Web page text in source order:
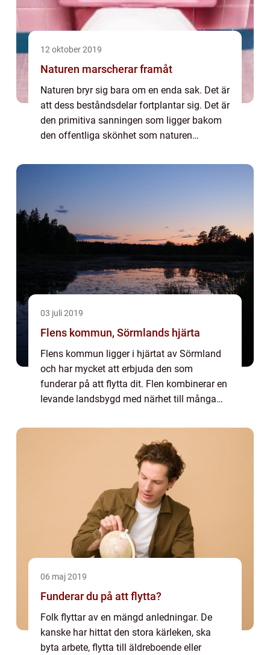
12 oktober 2019
Naturen marscherar framåt
Naturen bryr sig bara om en enda sak. Det är
att dess beståndsdelar fortplantar sig. Det är
den primitiva sanningen som ligger bakom
den offentliga skönhet som naturen
kunska...
03 juli 2019
Flens kommun, Sörmlands hjärta
Flens kommun ligger i hjärtat av Sörmland
och har mycket att erbjuda den som
funderar på att flytta dit. Flen kombinerar en
levande landsbygd med närhet till många
Sörmla...
06 maj 2019
Funderar du på att flytta?
Folk flyttar av en mängd anledningar. De
kanske har hittat den stora kärleken, ska
byta arbete, flytta till äldreboende eller